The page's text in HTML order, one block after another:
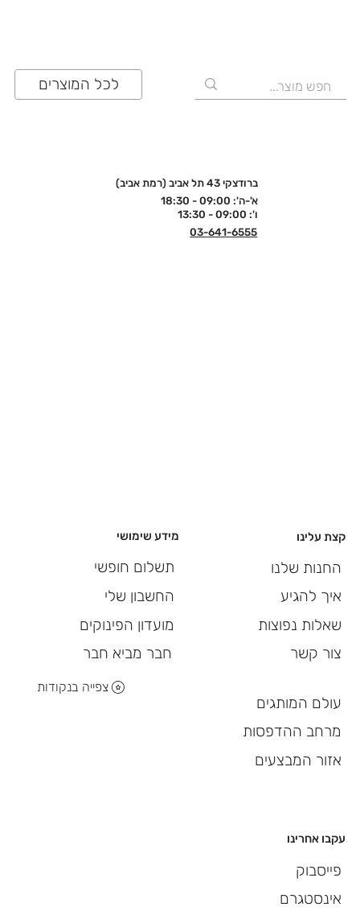
לכל המוצרים
ברודצקי 43 תל אביב (רמת אביב)
א'-ה': 09:00 - 18:30
ו': 09:00 - 13:30
03-641-6555
מידע שימושי
תשלום חופשי
החשבון שלי
מועדון הפינוקים
חבר מביא חבר
צפייה בנקודות
עקבו אחרינו
פייסבוק
אינסטגרם
קצת עלינו
החנות שלנו
איך להגיע
שאלות נפוצות
צור קשר
עולם המותגים
מרחב ההדפסות
אזור המבצעים